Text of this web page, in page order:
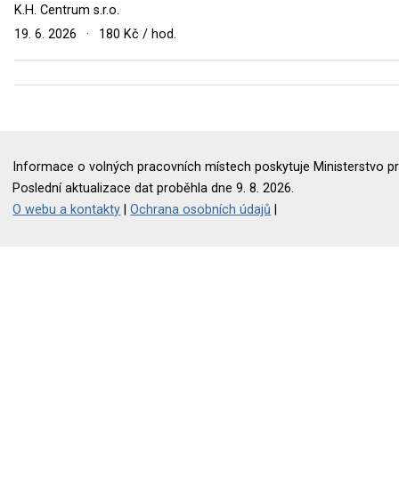
K.H. Centrum s.r.o.
19. 6. 2026
· 180 Kč / hod.
Informace o volných pracovních místech poskytuje Ministerstvo
Poslední aktualizace dat proběhla dne 9. 8. 2026.
O webu a kontakty |Ochrana osobních údajů